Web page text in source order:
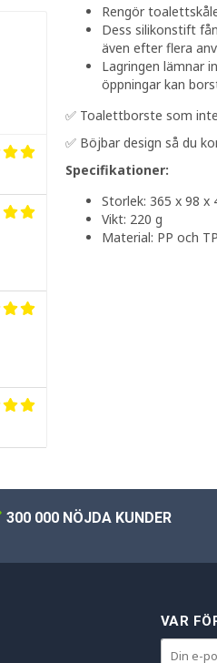
Rengör
Dess silikonstift
även efter flera
Lagringen lämnar
öppningar kan
✅ Toalettborste som
✅ Böjbar design så du
Specifikationer:
Storlek: 365 x 98 x
Vikt: 220 g
Material: PP och
300 000 NÖJDA KUNDER
VAR